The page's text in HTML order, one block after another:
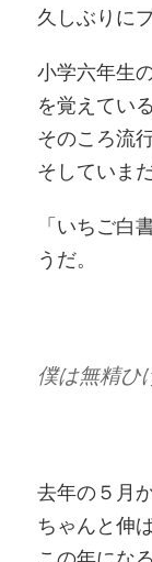
久しぶりに
小学六年生
を覚えている
そのころ流
そしていま
「いちご白
うだ。
僕は無精ひ
去年の５月
ちゃんと伸
この年にな